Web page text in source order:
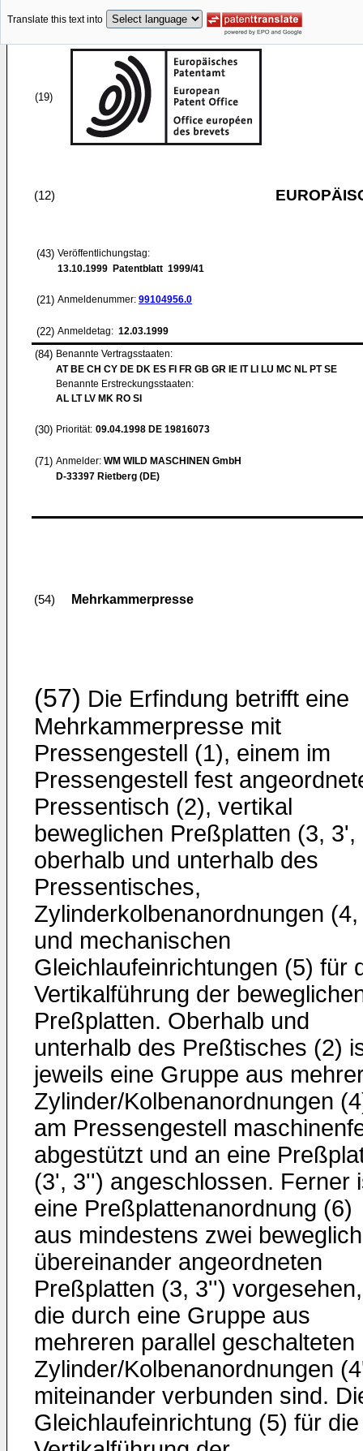
Translate this text into
(19)
(12)
(43) Veröffentlichungstag:
13.10.1999 Patentblatt 1999/41
(21) Anmeldenummer: 99104956.0
(22) Anmeldetag: 12.03.1999
(84) Benannte Vertragsstaaten:
AT BE CH CY DE DK ES FI FR GB GR IE IT LI LU MC NL PT SE
Benannte Erstreckungsstaaten:
AL LT LV MK RO SI
(30) Priorität: 09.04.1998 DE 19816073
(71) Anmelder: WM WILD MASCHINEN GmbH
D-33397 Rietberg (DE)
(54) Mehrkammerpresse
(57) Die Erfindung betrifft eine
Mehrkammerpresse mit
Pressengestell (1), einem im
Pressengestell fest
Pressentisch (2), vertikal
beweglichen Preßplatten (3, 3',
oberhalb und unterhalb des
Pressentisches,
Zylinderkolbenanordnungen
und mechanischen
Gleichlaufeinrichtungen (5) für
Vertikalführung der
Preßplatten. Oberhalb und
unterhalb des Preßtisches (2)
jeweils eine Gruppe aus
Zylinder/Kolbenanordnungen
am Pressengestell
abgestützt und an eine
(3', 3'') angeschlossen. Ferner
eine Preßplattenanordnung (6)
aus mindestens zwei
übereinander angeordneten
Preßplatten (3, 3'') vorgesehen,
die durch eine Gruppe aus
mehreren parallel geschalteten
Zylinder/Kolbenanordnungen
miteinander verbunden sind.
Gleichlaufeinrichtung (5) für die